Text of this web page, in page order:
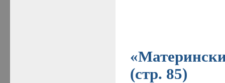
(стр. 85)